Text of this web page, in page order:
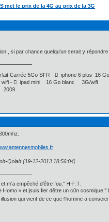
met le prix de la 4G au prix de la 3G
, si par chance quelqu'un serait y
Carrée 5Go SFR -  iphone 6 plus 16
-  ipad mini 16 Go blanc 3G/wifi
Qolah (19-12-2013 18:56:04)
m'a empêché d'être fou." H-F.T.
» et jsuis fier dêtre un c0n cosmique."
qui vient de ce que l'homme a